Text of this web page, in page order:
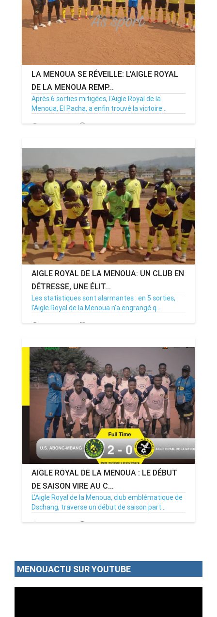
LA MENOUA SE RÉVEILLE: L'AIGLE ROYAL
DE LA MENOUA REMP...
Après 6 sorties mitigées, l'Aigle Royal de la
Menoua, El Pacha, a enfin trouvé la victoire...
26/01/25 Par MenouActu 0
AIGLE ROYAL DE LA MENOUA: UN CLUB EN
DÉTRESSE, UNE ÉLIT...
Les statistiques sont alarmantes : en 5 sorties,
l'Aigle Royal de la Menoua n'a engrangé q...
12/01/25 Par MenouActu 0
AIGLE ROYAL DE LA MENOUA : LE DÉBUT
DE SAISON VIRE AU C...
L’Aigle Royal de la Menoua, club emblématique de
Dschang, traverse un début de saison part...
23/12/24 Par MenouActu 0
MENOUACTU SUR YOUTUBE